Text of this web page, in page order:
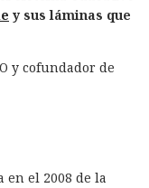
y sus láminas que
y cofundador de
en el 2008 de la